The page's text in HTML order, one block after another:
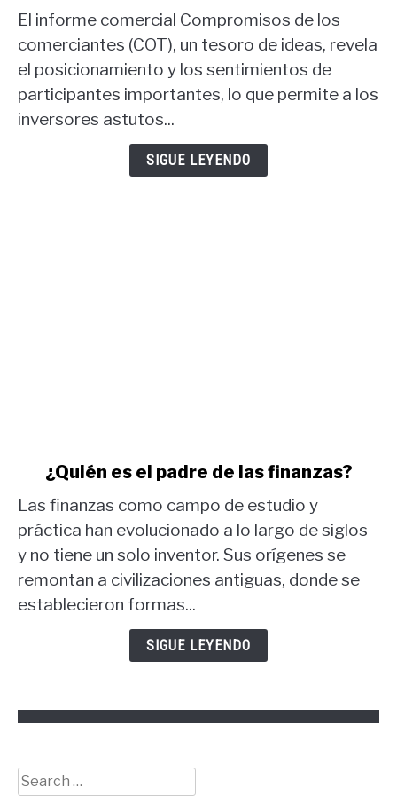
comercial
del
informe
COT:
informe
COT
El informe comercial Compromisos de los
comerciantes (COT), un tesoro de ideas, revela
el posicionamiento y los sentimientos de
participantes importantes, lo que permite a los
inversores astutos...
SIGUE LEYENDO
¿Quién
es
el
las
¿Quién es el padre de las finanzas?
Las finanzas como campo de estudio y
práctica han evolucionado a lo largo de siglos
y no tiene un solo inventor. Sus orígenes se
remontan a civilizaciones antiguas, donde se
establecieron formas...
SIGUE LEYENDO
Search
for: